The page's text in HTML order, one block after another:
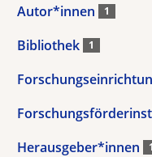
Autor*innen 1
Bibliothek 1
Herausgeber*innen 1